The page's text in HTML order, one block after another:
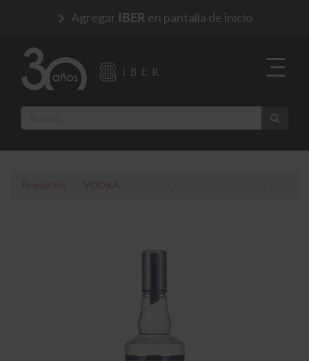
Agregar IBER en pantalla de inicio
Productos VODKA